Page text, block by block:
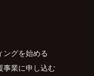
グを始める
事業に申し込む